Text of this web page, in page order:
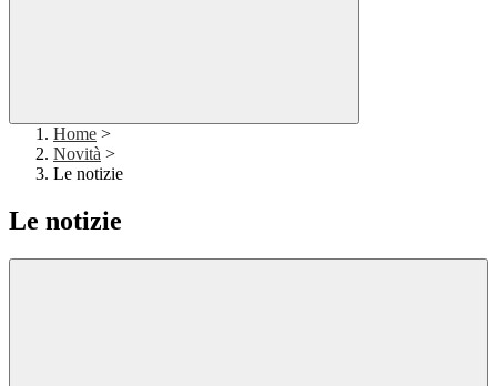
Home >
Novità >
Le notizie
Le notizie